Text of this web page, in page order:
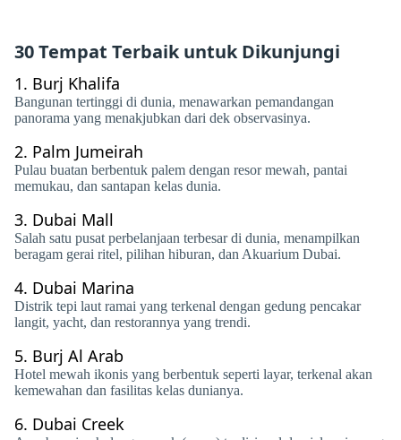
30 Tempat Terbaik untuk Dikunjungi
1. Burj Khalifa
Bangunan tertinggi di dunia, menawarkan pemandangan
panorama yang menakjubkan dari dek observasinya.
2. Palm Jumeirah
Pulau buatan berbentuk palem dengan resor mewah, pantai
memukau, dan santapan kelas dunia.
3. Dubai Mall
Salah satu pusat perbelanjaan terbesar di dunia, menampilkan
beragam gerai ritel, pilihan hiburan, dan Akuarium Dubai.
4. Dubai Marina
Distrik tepi laut ramai yang terkenal dengan gedung pencakar
langit, yacht, dan restorannya yang trendi.
5. Burj Al Arab
Hotel mewah ikonis yang berbentuk seperti layar, terkenal akan
kemewahan dan fasilitas kelas dunianya.
6. Dubai Creek